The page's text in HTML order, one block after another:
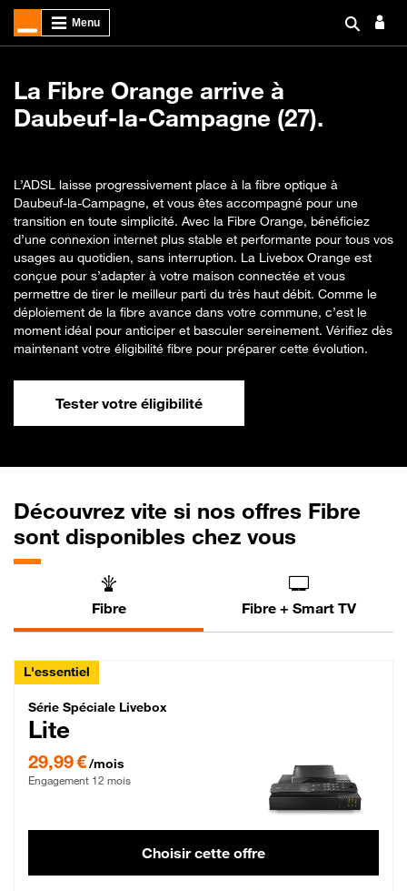
La Fibre Orange arrive à
Daubeuf-la-Campagne (27).
L’ADSL laisse progressivement place à la fibre optique à
Daubeuf-la-Campagne, et vous êtes accompagné pour une
transition en toute simplicité. Avec la Fibre Orange, bénéficiez
d’une connexion internet plus stable et performante pour tous vos
usages au quotidien, sans interruption. La Livebox Orange est
conçue pour s’adapter à votre maison connectée et vous
permettre de tirer le meilleur parti du très haut débit. Comme le
déploiement de la fibre avance dans votre commune, c’est le
moment idéal pour anticiper et basculer sereinement. Vérifiez dès
maintenant votre éligibilité fibre pour préparer cette évolution.
Tester votre éligibilité
Découvrez vite si nos offres Fibre
sont disponibles chez vous
Fibre Fibre + Smart TV
L'essentiel
Série Spéciale Livebox Lite Fibre
Série Spéciale Livebox
Lite
29,99 €/mois
Engagement 12 mois
Choisir cette offre